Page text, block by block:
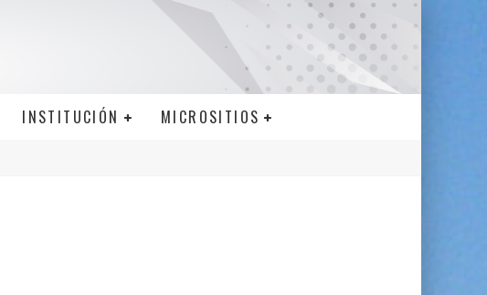
INSTITUCIÓN MICROSITIOS